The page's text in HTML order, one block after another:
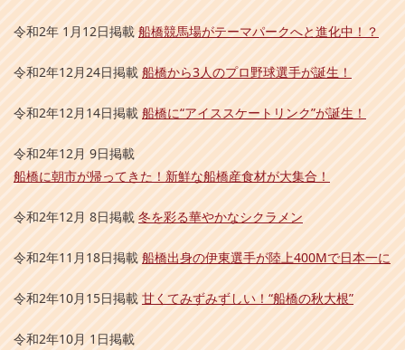
令和2年 1月12日掲載 船橋競馬場がテーマパークへと進化中！？
令和2年12月24日掲載 船橋から3人のプロ野球選手が誕生！
令和2年12月14日掲載 船橋に“アイススケートリンク”が誕生！
令和2年12月 9日掲載
船橋に朝市が帰ってきた！新鮮な船橋産食材が大集合！
令和2年12月 8日掲載 冬を彩る華やかなシクラメン
令和2年11月18日掲載 船橋出身の伊東選手が陸上400Mで日本一に
令和2年10月15日掲載 甘くてみずみずしい！“船橋の秋大根”
令和2年10月 1日掲載